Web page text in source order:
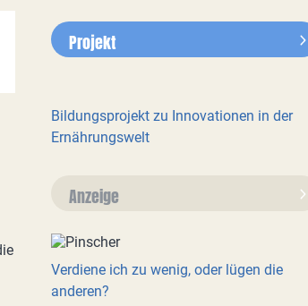
Projekt
Bildungsprojekt zu Innovationen in der
Ernährungswelt
Anzeige
Verdiene ich zu wenig, oder lügen die
anderen?